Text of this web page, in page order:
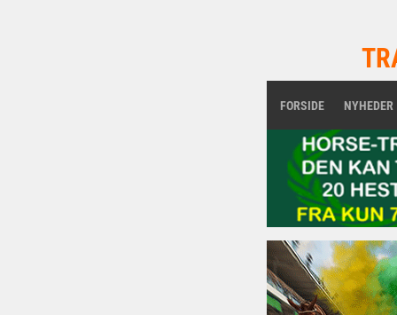
FORSIDE NYHEDER